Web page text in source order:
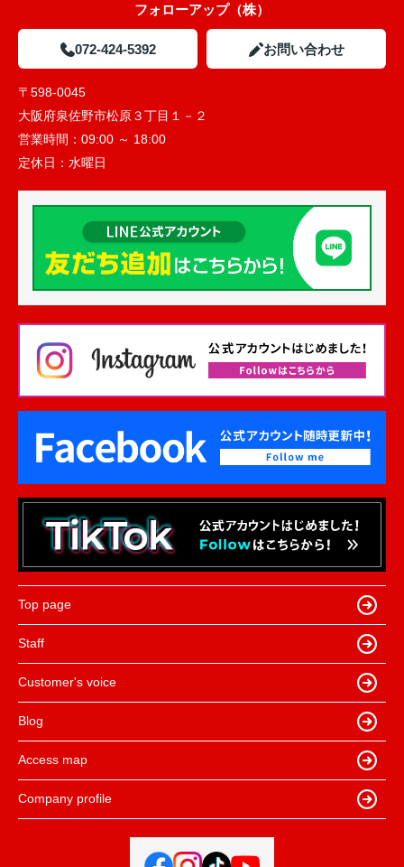
フォローアップ（株）
072-424-5392 お問い合わせ
〒598-0045
大阪府泉佐野市松原３丁目１－２
営業時間： 09:00 ～ 18:00
定休日： 水曜日
Top page
Staff
Customer's voice
Blog
Access map
Company profile